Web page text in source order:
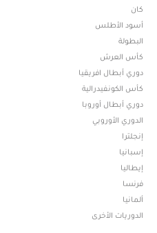
كان
أسود الأطلس
البطولة
كأس العرش
دوري أبطال افريقيا
كأس الكونفيدرالية
دوري أبطال أوروبا
الدوري الأوروبي
إنجلترا
إسبانيا
إيطاليا
فرنسا
ألمانيا
الدوريات الأخرى